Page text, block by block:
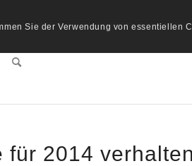
für 2014 verhalten
Sie der Verwendung von essentiellen